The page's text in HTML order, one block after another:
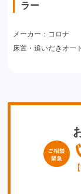
ラー
メーカー：コロナ
床置・追いだきオー